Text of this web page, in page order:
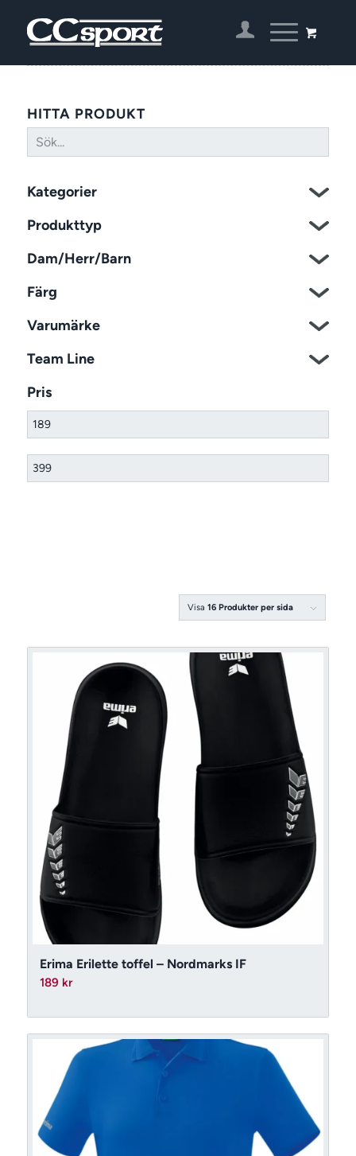
Visa16 Produkter per sida
Erima Erilette toffel – Nordmarks IF
189 kr
HITTA PRODUKT
Kategorier
Produkttyp
Dam/Herr/Barn
Färg
Varumärke
Team Line
Pris